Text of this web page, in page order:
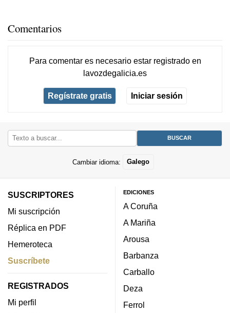
Comentarios
Para comentar es necesario estar registradoen
lavozdegalicia.es
Regístrate gratis Iniciar sesión
Cambiar idioma: Galego
SUSCRIPTORES
Mi suscripción
Réplica en PDF
Hemeroteca
Suscríbete
REGISTRADOS
Mi perfil
EDICIONES
A Coruña
A Mariña
Arousa
Barbanza
Carballo
Deza
Ferrol